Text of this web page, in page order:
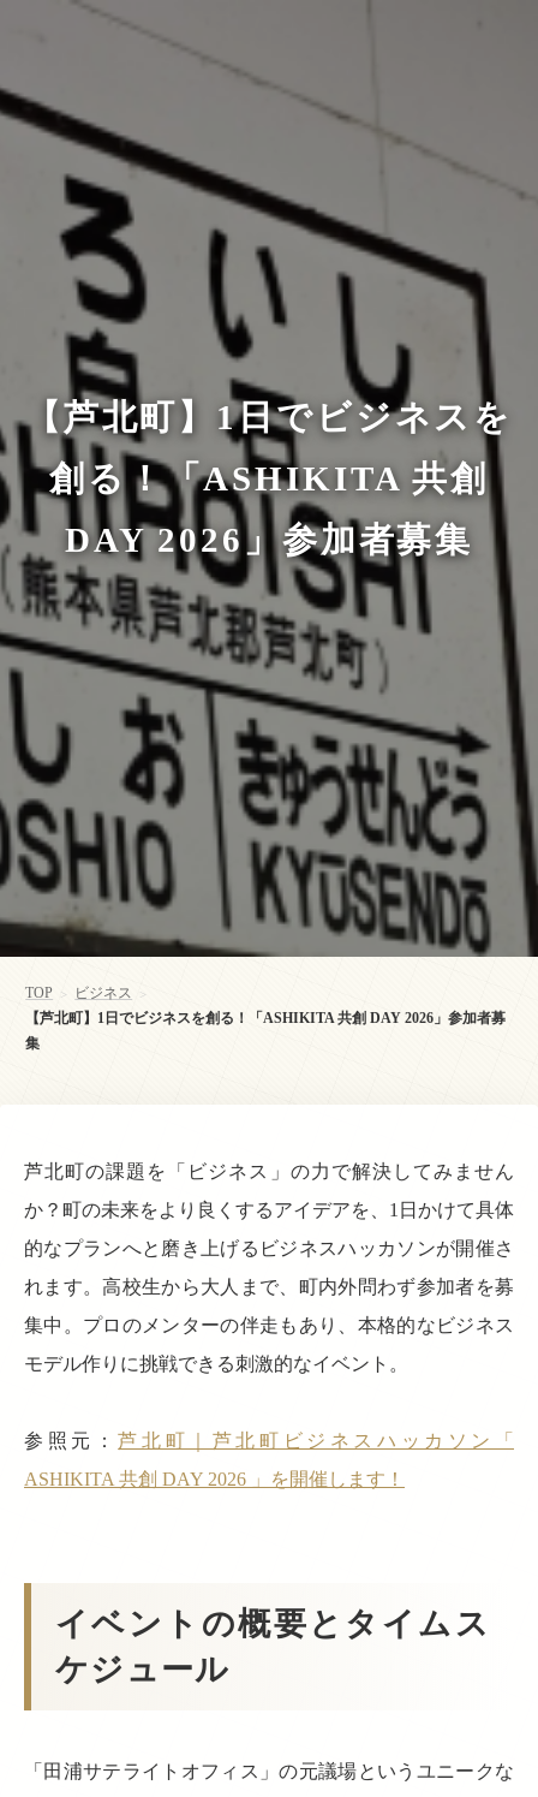
【芦北町】1日でビジネスを
創る！「ASHIKITA 共創
DAY 2026」参加者募集
TOP > ビジネス >
【芦北町】1日でビジネスを創る！「ASHIKITA 共創 DAY 2026」参加者募
集
芦北町の課題を「ビジネス」の力で解決してみません
か？町の未来をより良くするアイデアを、1日かけて具体
的なプランへと磨き上げるビジネスハッカソンが開催さ
れます。高校生から大人まで、町内外問わず参加者を募
集中。プロのメンターの伴走もあり、本格的なビジネス
モデル作りに挑戦できる刺激的なイベント。
参照元：芦北町｜芦北町ビジネスハッカソン「
ASHIKITA 共創 DAY 2026 」を開催します！
イベントの概要とタイムス
ケジュール
「田浦サテライトオフィス」の元議場というユニークな